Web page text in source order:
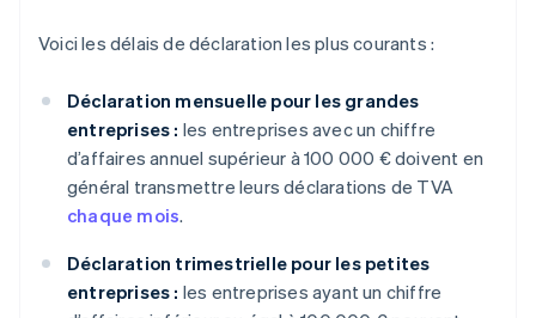
Voici les délais de déclaration les plus courants :
Déclaration mensuelle pour les grandes
entreprises : les entreprises avec un chiffre
d’affaires annuel supérieur à 100 000 € doivent en
général transmettre leurs déclarations de TVA
chaque mois.
Déclaration trimestrielle pour les petites
entreprises : les entreprises ayant un chiffre